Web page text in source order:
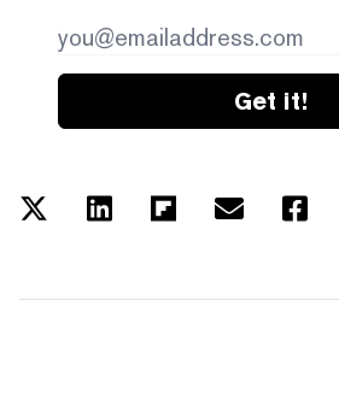
Get it!